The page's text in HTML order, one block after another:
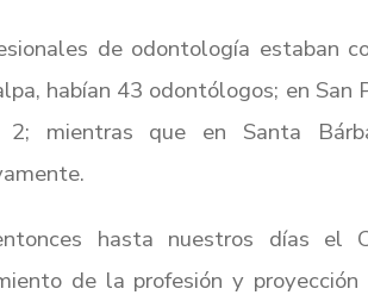
de odontología estaban
habían 43 odontólogos; en San
2; mientras que en Santa
hasta nuestros días el
de la profesión y